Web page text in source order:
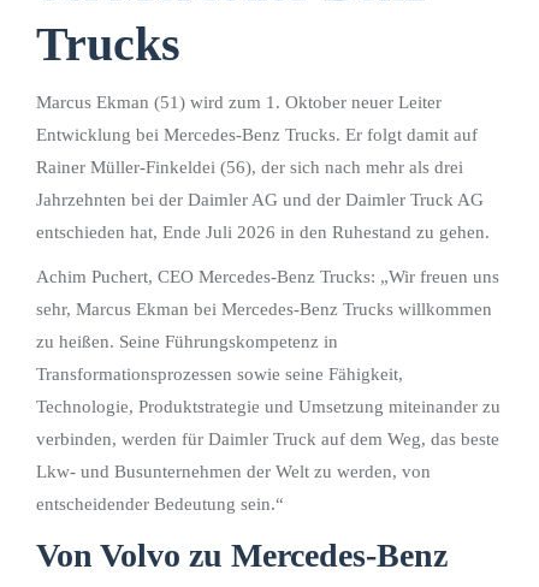
Trucks
Marcus Ekman (51) wird zum 1. Oktober neuer Leiter
Entwicklung bei Mercedes-Benz Trucks. Er folgt damit auf
Rainer Müller-Finkeldei (56), der sich nach mehr als drei
Jahrzehnten bei der Daimler AG und der Daimler Truck AG
entschieden hat, Ende Juli 2026 in den Ruhestand zu gehen.
Achim Puchert, CEO Mercedes-Benz Trucks: „Wir freuen uns
sehr, Marcus Ekman bei Mercedes‑Benz Trucks willkommen
zu heißen. Seine Führungskompetenz in
Transformationsprozessen sowie seine Fähigkeit,
Technologie, Produktstrategie und Umsetzung miteinander zu
verbinden, werden für Daimler Truck auf dem Weg, das beste
Lkw‑ und Busunternehmen der Welt zu werden, von
entscheidender Bedeutung sein.“
Von Volvo zu Mercedes-Benz